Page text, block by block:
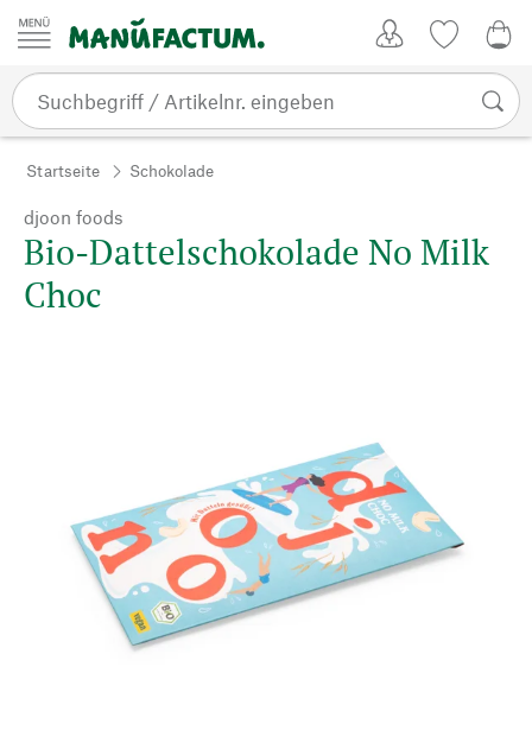
Zum Inhalt springen
Startseite Schokolade
djoon foods
Bio-Dattelschokolade No Milk
Choc